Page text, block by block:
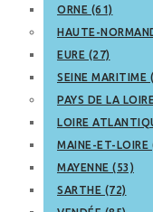
ORNE (61)
HAUTE-
EURE (27)
SEINE MARITIME
PAYS DE LA LOIRE
LOIRE
MAINE-ET-LOIRE
MAYENNE (53)
SARTHE (72)